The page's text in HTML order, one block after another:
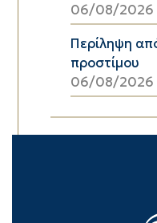
06/08/2026
Περίληψη
προστίμου
06/08/2026